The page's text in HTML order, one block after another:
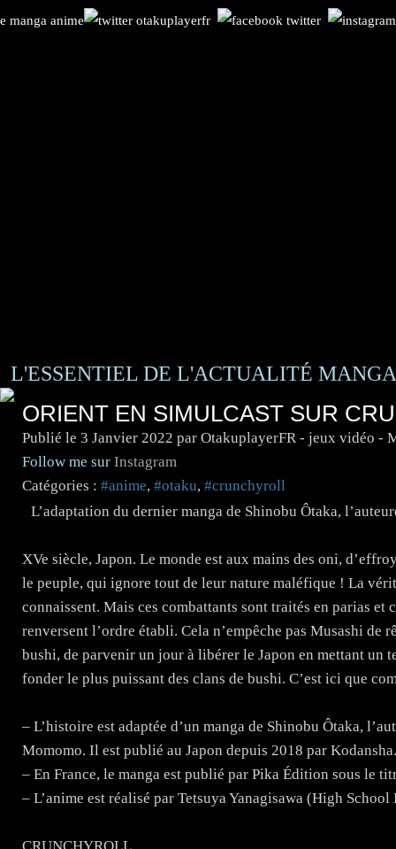
L'ESSENTIEL DE L'ACTUALITÉ
ORIENT EN SIMULCAST SUR
Publié le 3 Janvier 2022 par OtakuplayerFR - jeux vidéo -
Follow me sur Instagram
Catégories : #anime, #otaku, #crunchyroll
L’adaptation du dernier manga de Shinobu Ôtaka,
XVe siècle, Japon. Le monde est aux mains des oni,
le peuple, qui ignore tout de leur nature maléfique ! La
connaissent. Mais ces combattants sont traités en parias et
renversent l’ordre établi. Cela n’empêche pas Musashi de
bushi, de parvenir un jour à libérer le Japon en mettant un
fonder le plus puissant des clans de bushi. C’est ici que
– L’histoire est adaptée d’un manga de Shinobu Ôtaka,
Momomo. Il est publié au Japon depuis 2018 par Kodansha.
– En France, le manga est publié par Pika Édition sous le
– L’anime est réalisé par Tetsuya Yanagisawa (High School